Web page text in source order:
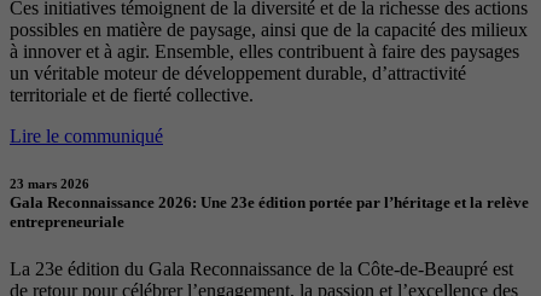
Ces initiatives témoignent de la diversité et de la richesse des actions
possibles en matière de paysage, ainsi que de la capacité des milieux
à innover et à agir. Ensemble, elles contribuent à faire des paysages
un véritable moteur de développement durable, d’attractivité
territoriale et de fierté collective.
Lire le communiqué
23 mars 2026
Gala Reconnaissance 2026: Une 23e édition portée par l’héritage et la relève
entrepreneuriale
La 23e édition du Gala Reconnaissance de la Côte-de-Beaupré est
de retour pour célébrer l’engagement, la passion et l’excellence des